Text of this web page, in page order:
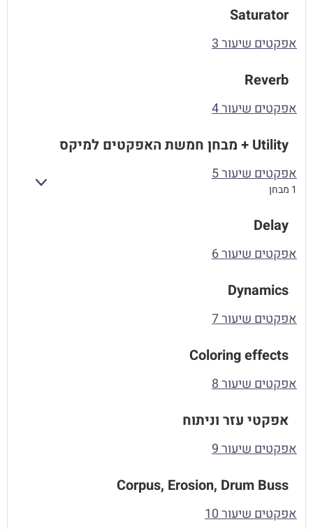
Saturator
אפקטים שיעור 3
Reverb
אפקטים שיעור 4
Utility + מבחן חמשת האפקטים למיקס
אפקטים שיעור 5
1 מבחן
Delay
אפקטים שיעור 6
Dynamics
אפקטים שיעור 7
Coloring effects
אפקטים שיעור 8
אפקטי עזר וניתוח
אפקטים שיעור 9
Corpus, Erosion, Drum Buss
אפקטים שיעור 10